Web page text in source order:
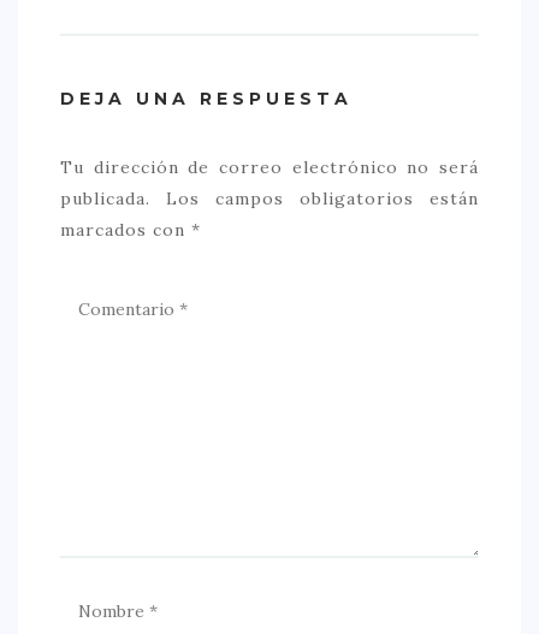
DEJA UNA RESPUESTA
Tu dirección de correo electrónico no será
publicada.
Los campos obligatorios están
marcados con *